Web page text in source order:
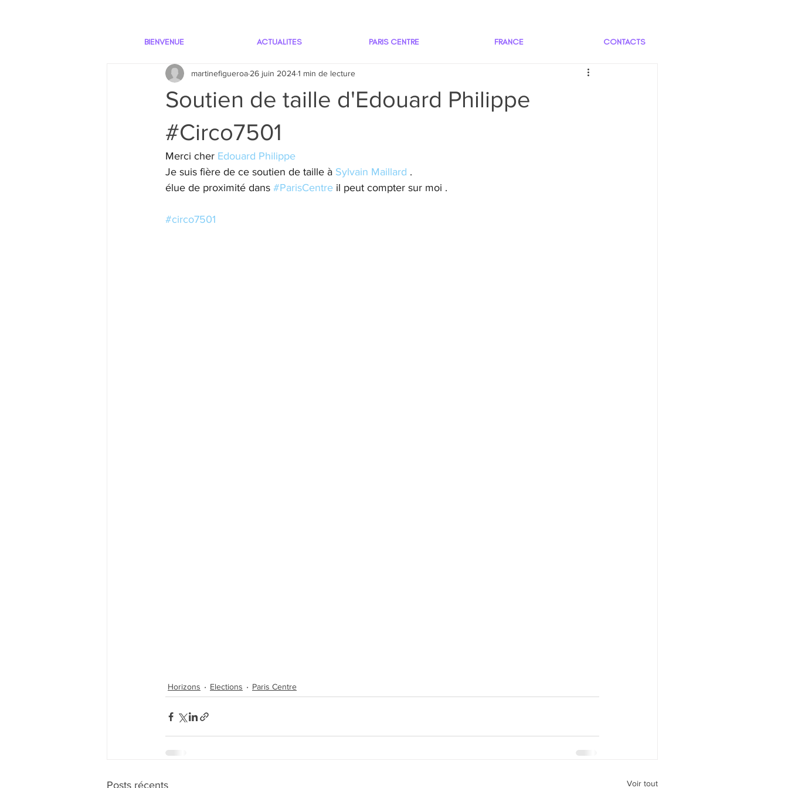
BIENVENUE ACTUALITES PARIS CENTRE FRANCE CONTACTS
Soutien de taille d'Edouard Philippe
#Circo7501
martinefigueroa 26 juin 20241 min de lecture
Merci cher Edouard Philippe
Je suis fière de ce soutien de taille à Sylvain Maillard .
élue de proximité dans #ParisCentre il peut compter sur moi .
#circo7501
Horizons Elections Paris Centre
Posts récents Voir tout